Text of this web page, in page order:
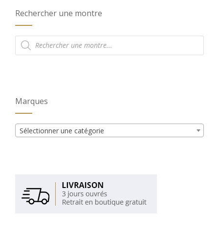
Rechercher une montre
Recherche
de
produits
Marques
Sélectionner une catégorie